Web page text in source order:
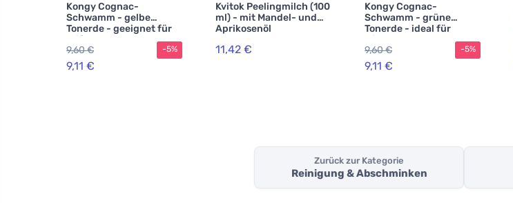
Kongy Cognac-
Schwamm - gelbe
Tonerde - geeignet für
reife Haut
9,60 €
9,11 €
-5%
Kvitok Peelingmilch (100
ml) - mit Mandel- und
Aprikosenöl
11,42 €
Kongy Cognac-
Schwamm - grüne
Tonerde - ideal für
Mischhaut
9,60 €
9,11 €
-5%
Zurück zur Kategorie
Reinigung & Abschminken